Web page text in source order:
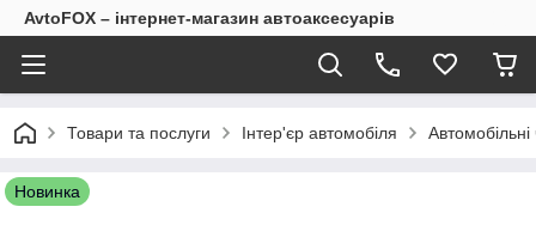
AvtoFOX – інтернет-магазин автоаксесуарів
Товари та послуги Інтер'єр автомобіля
Новинка